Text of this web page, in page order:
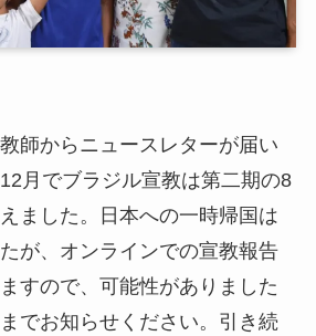
師からニュースレターが届い
月でブラジル宣教は第二期の8
ました。日本への一時帰国は
が、オンラインでの宣教報告
すので、可能性がありました
でお知らせください。引き続